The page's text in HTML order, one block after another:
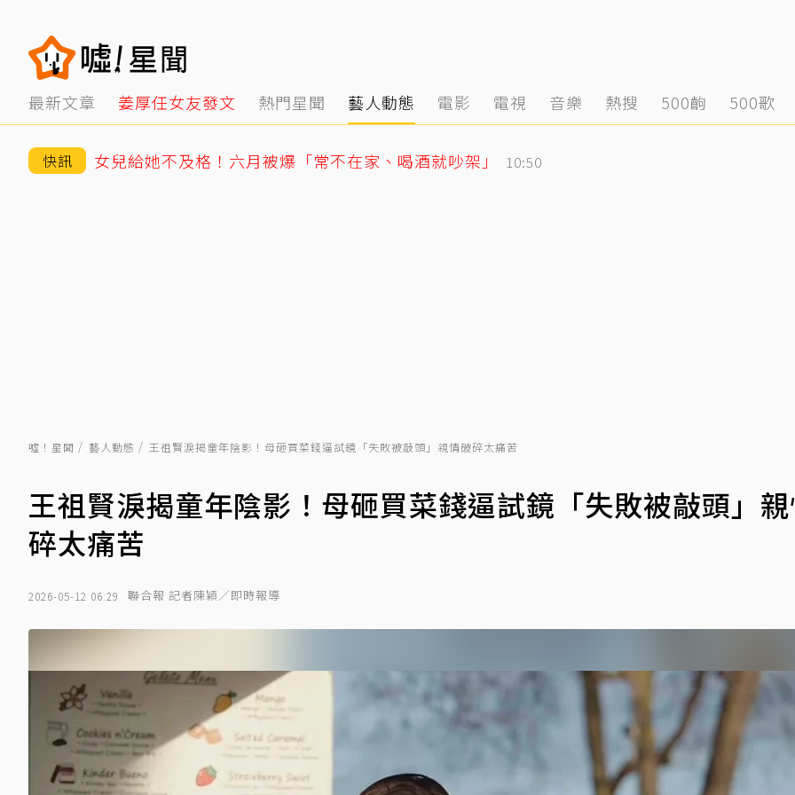
最新文章 姜厚任女友發文 熱門星聞 藝人動態 電影 電視 音樂 熱搜 500齣 500歌
快訊 女兒給她不及格！六月被爆「常不在家、喝酒就吵架」 10:50
噓！星聞 藝人動態 王祖賢淚揭童年陰影！母砸買菜錢逼試鏡「失敗被敲頭」親情破碎太痛苦
王祖賢淚揭童年陰影！母砸買菜錢逼試鏡「失敗被敲頭」
碎太痛苦
2026-05-12 06:29 聯合報 記者陳穎／即時報導